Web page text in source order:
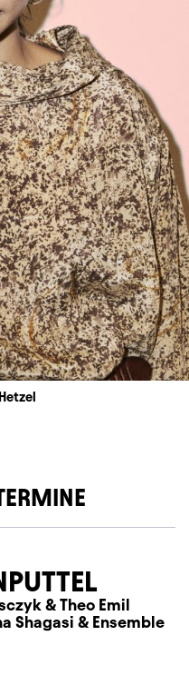
& Theo Emil
Shagasi & Ensemble